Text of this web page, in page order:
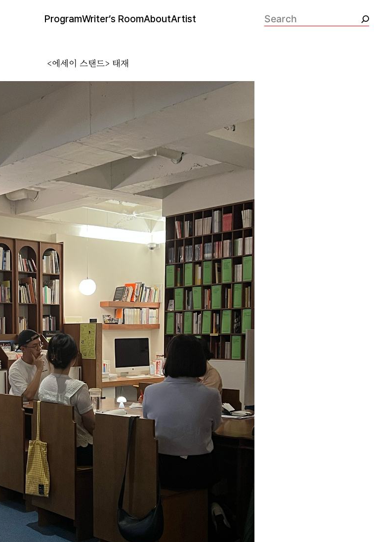
ProgramWriter’s RoomAboutArtist 검색:
<에세이 스탠드> 태재